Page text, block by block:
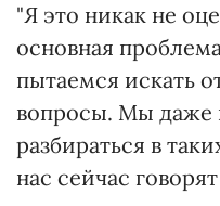
"Я это никак не
основная
пытаемся искать
вопросы. Мы даже
разбираться в
нас сейчас